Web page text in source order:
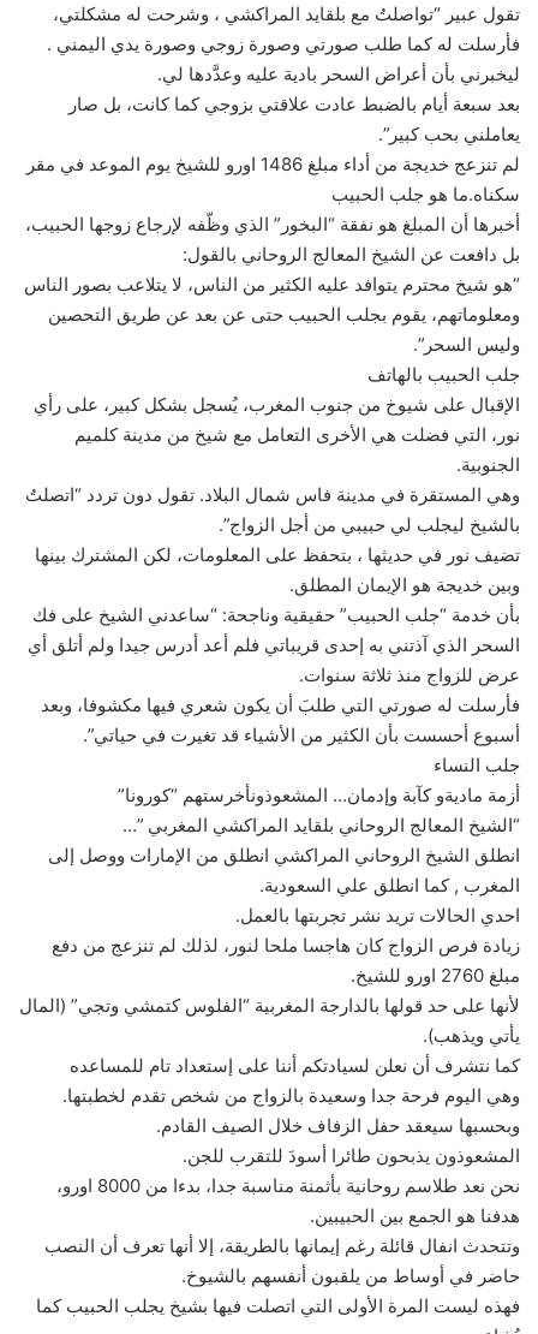
تقول عبير “تواصلتُ مع بلقايد المراكشي ، وشرحت له مشكلتي،
فأرسلت له كما طلب صورتي وصورة زوجي وصورة يدي اليمني .
ليخبرني بأن أعراض السحر بادية عليه وعدَّدها لي.
بعد سبعة أيام بالضبط عادت علاقتي بزوجي كما كانت، بل صار
يعاملني بحب كبير”.
لم تنزعج خديجة من أداء مبلغ 1486 اورو للشيخ يوم الموعد في مقر
سكناه.ما هو جلب الحبيب
أخبرها أن المبلغ هو نفقة “البخور” الذي وظّفه لإرجاع زوجها الحبيب،
بل دافعت عن الشيخ المعالج الروحاني بالقول:
“هو شيخ محترم يتوافد عليه الكثير من الناس، لا يتلاعب بصور الناس
ومعلوماتهم، يقوم بجلب الحبيب حتى عن بعد عن طريق التحصين
وليس السحر”.
جلب الحبيب بالهاتف
الإقبال على شيوخ من جنوب المغرب، يُسجل بشكل كبير، على رأي
نور، التي فضلت هي الأخرى التعامل مع شيخ من مدينة كلميم
الجنوبية.
وهي المستقرة في مدينة فاس شمال البلاد. تقول دون تردد “اتصلتُ
بالشيخ ليجلب لي حبيبي من أجل الزواج”.
تضيف نور في حديثها ، بتحفظ على المعلومات، لكن المشترك بينها
وبين خديجة هو الإيمان المطلق.
بأن خدمة “جلب الحبيب” حقيقية وناجحة: “ساعدني الشيخ على فك
السحر الذي آذتني به إحدى قريباتي فلم أعد أدرس جيدا ولم أتلق أي
عرض للزواج منذ ثلاثة سنوات.
فأرسلت له صورتي التي طلبَ أن يكون شعري فيها مكشوفا، وبعد
أسبوع أحسست بأن الكثير من الأشياء قد تغيرت في حياتي”.
جلب النساء
أزمة ماديةو كآبة وإدمان… المشعوذونأخرستهم “كورونا”
“الشيخ المعالج الروحاني بلقايد المراكشي المغربي ”…
انطلق الشيخ الروحاني المراكشي انطلق من الإمارات ووصل إلى
المغرب , كما انطلق علي السعودية.
احدي الحالات تريد نشر تجربتها بالعمل.
زيادة فرص الزواج كان هاجسا ملحا لنور، لذلك لم تنزعج من دفع
مبلغ 2760 اورو للشيخ.
لأنها على حد قولها بالدارجة المغربية “الفلوس كتمشي وتجي” (المال
يأتي ويذهب).
كما نتشرف أن نعلن لسيادتكم أننا على إستعداد تام للمساعده
وهي اليوم فرحة جدا وسعيدة بالزواج من شخص تقدم لخطبتها.
وبحسبها سيعقد حفل الزفاف خلال الصيف القادم.
المشعوذون يذبحون طائرا أسودَ للتقرب للجن.
نحن نعد طلاسم روحانية بأثمنة مناسبة جدا، بدءا من 8000 اورو،
هدفنا هو الجمع بين الحبيبين.
وتتحدث انفال قائلة رغم إيمانها بالطريقة، إلا أنها تعرف أن النصب
حاضر في أوساط من يلقبون أنفسهم بالشيوخ.
فهذه ليست المرة الأولى التي اتصلت فيها بشيخ يجلب الحبيب كما